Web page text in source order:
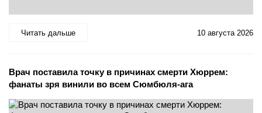
Читать дальше 10 августа 2026
Врач поставила точку в причинах смерти Хюррем:
фанаты зря винили во всем Сюмбюля-ага